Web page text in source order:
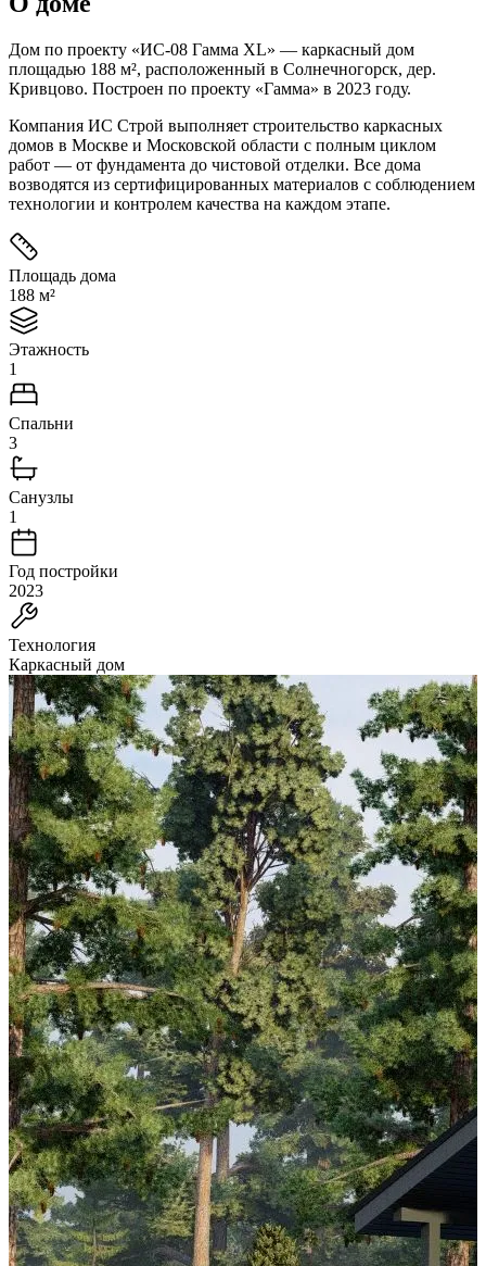
Дом по проекту «ИС-08 Гамма XL» — каркасный дом
площадью 188 м², расположенный в Солнечногорск, дер.
Кривцово. Построен по проекту «Гаммa» в 2023 году.
Компания ИС Строй выполняет строительство каркасных
домов в Москве и Московской области с полным циклом
работ — от фундамента до чистовой отделки. Все дома
возводятся из сертифицированных материалов с соблюдением
технологии и контролем качества на каждом этапе.
Площадь дома
188 м²
Этажность
1
Спальни
3
Санузлы
1
Год постройки
2023
Технология
Каркасный дом